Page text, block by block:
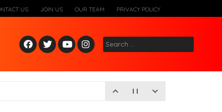
US JOIN US OUR TEAM PRIVACY POLICY
Fac
ebo
Twitt
er
Yout
ube
Inst
agr
Search
for: